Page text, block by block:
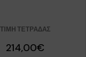
ΤΙΜΉ ΤΕΤΡΆΔΑΣ
214,00€